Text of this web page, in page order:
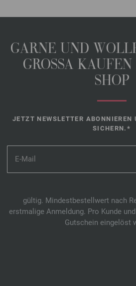
GARNE UND
GROSSA
SHOP
JETZT NEWSLETTER
SICHERN.*
gültig. Mindestbestellwert nach
erstmalige Anmeldung. Pro Kunde
Gutschein eingelöst